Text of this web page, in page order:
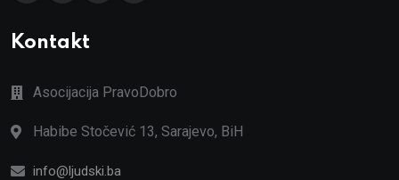
Kontakt
Asocijacija PravoDobro
Habibe Stočević 13, Sarajevo, BiH
info@ljudski.ba